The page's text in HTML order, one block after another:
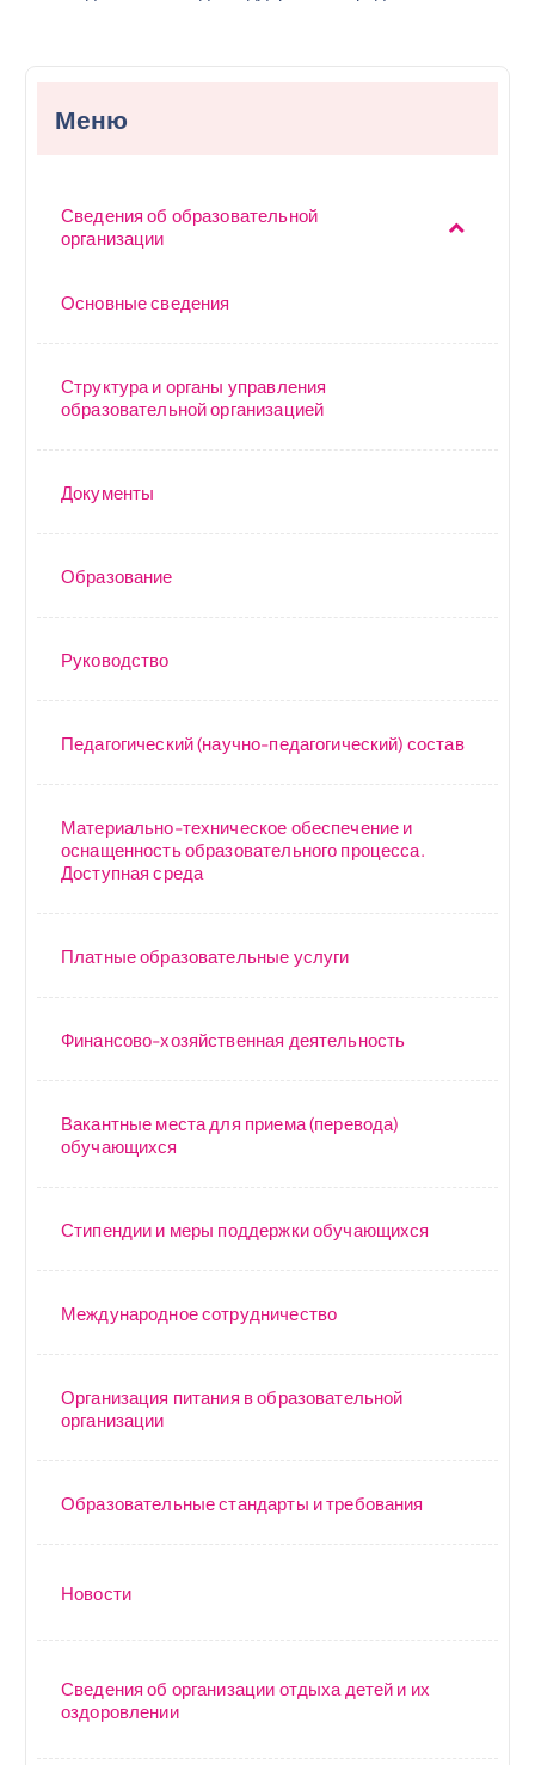
Меню
Сведения об образовательной
организации
Основные сведения
Структура и органы управления
образовательной организацией
Документы
Образование
Руководство
Педагогический (научно-педагогический) состав
Материально-техническое обеспечение и
оснащенность образовательного процесса.
Доступная среда
Платные образовательные услуги
Финансово-хозяйственная деятельность
Вакантные места для приема (перевода)
обучающихся
Стипендии и меры поддержки обучающихся
Международное сотрудничество
Организация питания в образовательной
организации
Образовательные стандарты и требования
Новости
Сведения об организации отдыха детей и их
оздоровлении